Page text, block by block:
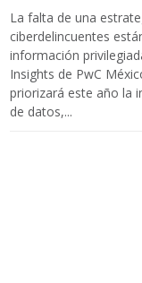
La falta de una
ciberdelincuentes
información
Insights de PwC
priorizará este año la
de datos,...